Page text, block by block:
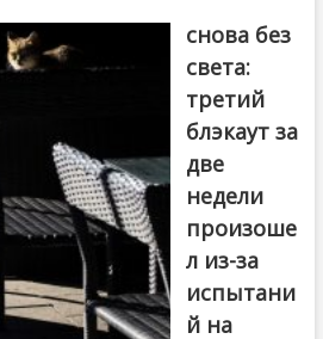
снова без
света:
третий
блэкаут за
две
недели
произоше
л из-за
испытани
й на